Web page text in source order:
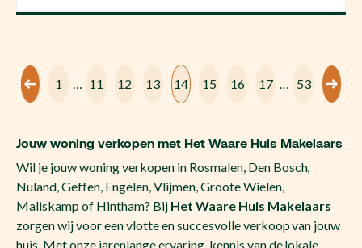
1 … 11 12 13 14 15 16 17 … 53
Jouw woning verkopen met Het Waare Huis Makelaars
Wil je jouw woning verkopen in Rosmalen, Den Bosch,
Nuland, Geffen, Engelen, Vlijmen, Groote Wielen,
Maliskamp of Hintham? Bij Het Waare Huis Makelaars
zorgen wij voor een vlotte en succesvolle verkoop van jouw
huis. Met onze jarenlange ervaring, kennis van de lokale